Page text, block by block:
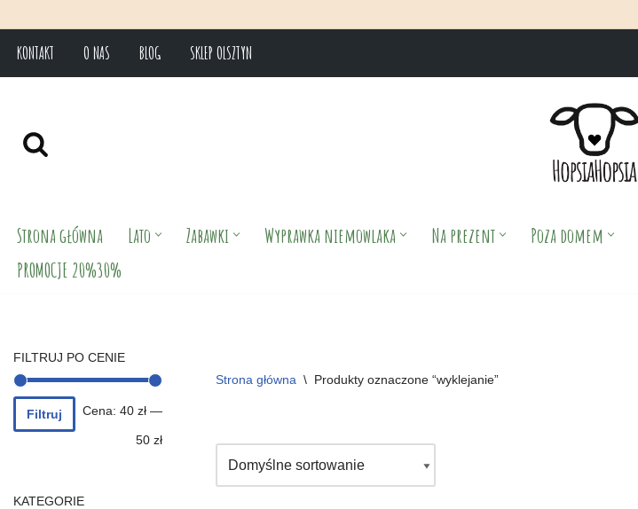
Przejdź
KONTAKT O NAS BLOG SKLEP OLSZTYN
Strona główna Lato Zabawki Wyprawka niemowlaka Na prezent Poza domem
PROMOCJE 20%30%
FILTRUJ PO CENIE
Filtruj Cena:40 zł —
50 zł
KATEGORIE
Strona główna \ Produkty oznaczone “wyklejanie”